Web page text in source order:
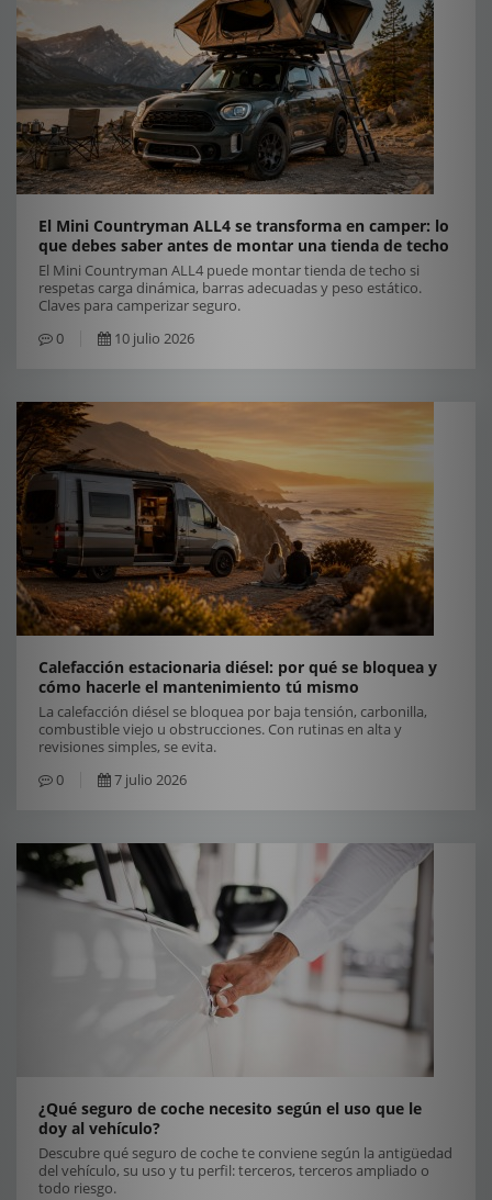
El Mini Countryman ALL4 se transforma en camper: lo
que debes saber antes de montar una tienda de techo
El Mini Countryman ALL4 puede montar tienda de techo si
respetas carga dinámica, barras adecuadas y peso estático.
Claves para camperizar seguro.
0
10 julio 2026
Calefacción estacionaria diésel: por qué se bloquea y
cómo hacerle el mantenimiento tú mismo
La calefacción diésel se bloquea por baja tensión, carbonilla,
combustible viejo u obstrucciones. Con rutinas en alta y
revisiones simples, se evita.
0
7 julio 2026
¿Qué seguro de coche necesito según el uso que le
doy al vehículo?
Descubre qué seguro de coche te conviene según la antigüedad
del vehículo, su uso y tu perfil: terceros, terceros ampliado o
todo riesgo.